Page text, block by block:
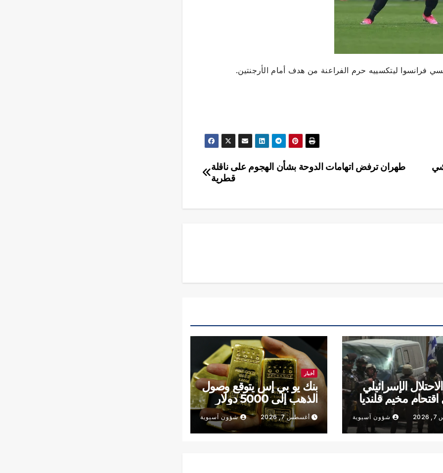
فرانسوا ليتكسييه حرم الفراعنة من هدف أمام الأرجنتين.
طهران ترفض اتهامات الدوحة بشأن الهجوم على ناقلة
قطرية
الإسرائيلي
مخيم قلنديا
شؤون آسيوية
أخبار
بنك يو بي إس يتوقع وصول
الذهب إلى 5000 دولار
في 2027أغسطس 7, 2026 شؤون آسيوية